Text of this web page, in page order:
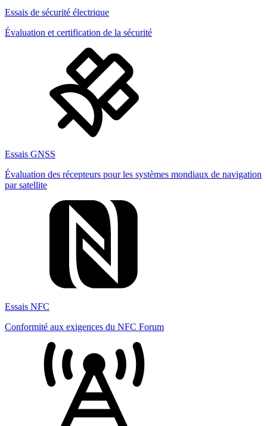
Essais de sécurité électrique
Évaluation et certification de la sécurité
Essais GNSS
Évaluation des récepteurs pour les systèmes mondiaux de navigation
par satellite
Essais NFC
Conformité aux exigences du NFC Forum